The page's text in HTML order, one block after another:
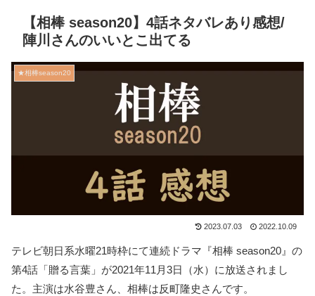
【相棒 season20】4話ネタバレあり感想/
陣川さんのいいとこ出てる
★相棒season20
2023.07.03 2022.10.09
テレビ朝日系水曜21時枠にて連続ドラマ『相棒 season20』の
第4話「贈る言葉」が2021年11月3日（水）に放送されまし
た。主演は水谷豊さん、相棒は反町隆史さんです。